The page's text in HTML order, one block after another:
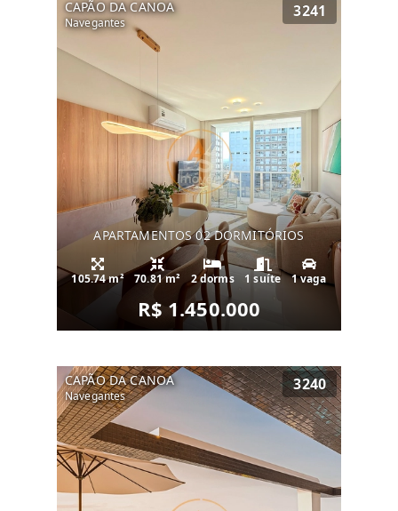
CAPÃO DA CANOA
Navegantes
3241
APARTAMENTOS 02 DORMITÓRIOS
105.74 m² 70.81 m² 2 dorms 1 suíte 1 vaga
R$ 1.450.000
CAPÃO DA CANOA
Navegantes
3240